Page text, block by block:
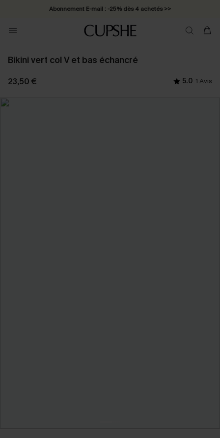
Abonnement E-mail : -25% dès 4 achetés >>
Bikini vert col V et bas échancré
23,50 € 5.0 1 Avis